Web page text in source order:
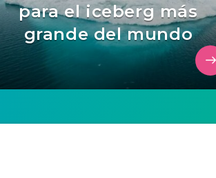
para el iceberg más
grande del mundo